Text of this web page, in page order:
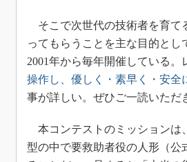
そこで次世代の技術者を育て
ってもらうことを主な目的とし
2001年から毎年開催している
操作し、優しく・素早く・安
事が詳しい。ぜひご一読いただ
本コンテストのミッションは
型の中で要救助者役の人形（公